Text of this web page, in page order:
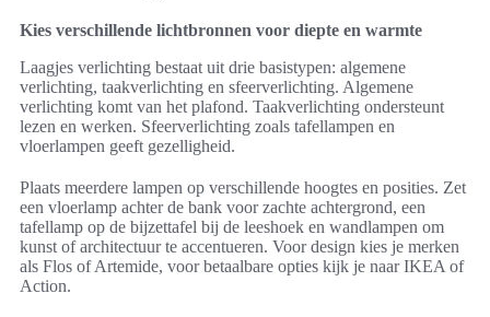
Kies verschillende lichtbronnen voor diepte en warmte
Laagjes verlichting bestaat uit drie basistypen: algemene
verlichting, taakverlichting en sfeerverlichting. Algemene
verlichting komt van het plafond. Taakverlichting ondersteunt
lezen en werken. Sfeerverlichting zoals tafellampen en
vloerlampen geeft gezelligheid.
Plaats meerdere lampen op verschillende hoogtes en posities. Zet
een vloerlamp achter de bank voor zachte achtergrond, een
tafellamp op de bijzettafel bij de leeshoek en wandlampen om
kunst of architectuur te accentueren. Voor design kies je merken
als Flos of Artemide, voor betaalbare opties kijk je naar IKEA of
Action.